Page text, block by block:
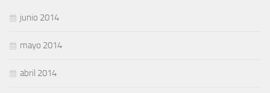
junio 2014
mayo 2014
abril 2014